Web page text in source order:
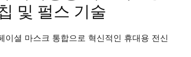
및 펄스 기술
셜 마스크 통합으로 혁신적인 휴대용 전신